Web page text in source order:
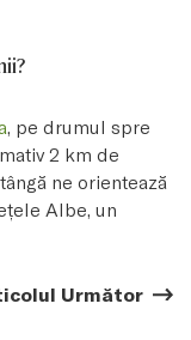
, pe drumul spre
2 km de
ne orientează
Albe, un
Următor